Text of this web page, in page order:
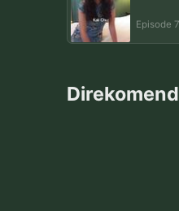
Episode 7